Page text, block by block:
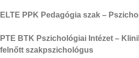
ELTE PPK Pedagógia szak –
PTE BTK Pszichológiai Intézet –
felnőtt szakpszichológus